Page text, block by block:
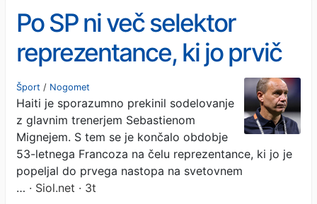
Po SP ni več selektor
reprezentance, ki jo prvič
nastopila na mundialu
Šport / Nogomet
Haiti je sporazumno prekinil sodelovanje
z glavnim trenerjem Sebastienom
Mignejem. S tem se je končalo obdobje
53-letnega Francoza na čelu reprezentance, ki jo je
popeljal do prvega nastopa na svetovnem
… · Siol.net · 3t